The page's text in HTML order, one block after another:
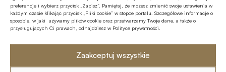
preferencje i wybierz przycisk „Zapisz”. Pamiętaj, że możesz zmienić swoje ustawienia w
każdym czasie klikając przycisk „Pliki cookie” w stopce portalu. Szczegółowe informacje o
sposobie, w jaki używamy plików cookie oraz przetwarzamy Twoje dane, a także o
przysługujących Ci prawach, odnajdziesz w Polityce prywatności.
Zaakceptuj wszystkie
20-21 listopada 2025 r., Holiday Inn
Telimeny 1, Józefów
Belwederska 23, Warszawa